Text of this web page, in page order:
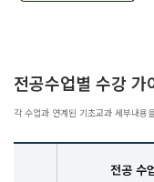
전공수업별 수강 가
각 수업과 연계된 기초교과 세부내용
전공 수